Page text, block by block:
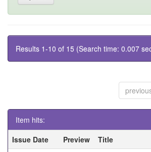
Results 1-10 of 15 (Search time: 0.007
Item hits:
Issue Date
Preview Title